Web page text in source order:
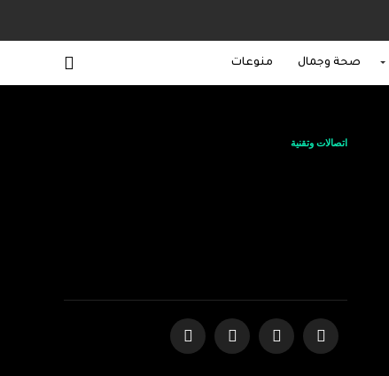
صحة وجمال منوعات
اتصالات وتقنية